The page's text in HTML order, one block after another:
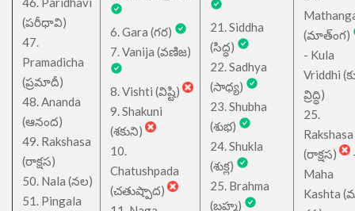
(పరీధావి)
47.
Pramadicha
(ప్రమాదీ)
48. Ananda
(ఆనంద)
49. Rakshasa
(రాక్షస)
50. Nala (నల)
51. Pingala
6. Gara (గర)
7. Vanija (వణిజ)
8. Vishti (విష్టి)
9. Shakuni
(శకుని)
10.
Chatushpada
(చతుష్పాద)
21. Siddha
(సిద్ధ)
22. Sadhya
(సాధ్య)
23. Shubha
(శుభ)
24. Shukla
(శుక్ల)
25. Brahma
(బ్రహ్మ)
(మాత్ంగ)
- Kula
Vriddhi
వ్రిద్ధి)
25.
Rakshasa
(రాక్షస)
Maha
Kashta